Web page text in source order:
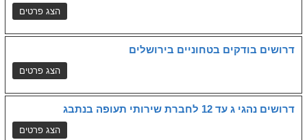
דרושים בודקים בטחוניים בירושלים
דרושים נהגי ג עד 12 לחברת שירותי תעופה בנתבג